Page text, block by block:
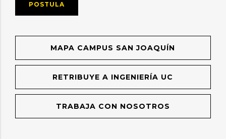
POSTULA
MAPA CAMPUS SAN JOAQUÍN
RETRIBUYE A INGENIERÍA UC
TRABAJA CON NOSOTROS